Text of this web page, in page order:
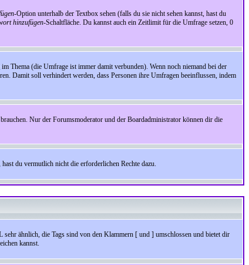
-Option unterhalb der Textbox sehen (falls du sie nicht sehen kannst, hast du
hinzufügen-Schaltfläche. Du kannst auch ein Zeitlimit für die Umfrage setzen, 0
Thema (die Umfrage ist immer damit verbunden). Wenn noch niemand bei der
Damit soll verhindert werden, dass Personen ihre Umfragen beeinflussen, indem
Nur der Forumsmoderator und der Boardadministrator können dir die
du vermutlich nicht die erforderlichen Rechte dazu.
ähnlich, die Tags sind von den Klammern [ und ] umschlossen und bietet dir
kannst.